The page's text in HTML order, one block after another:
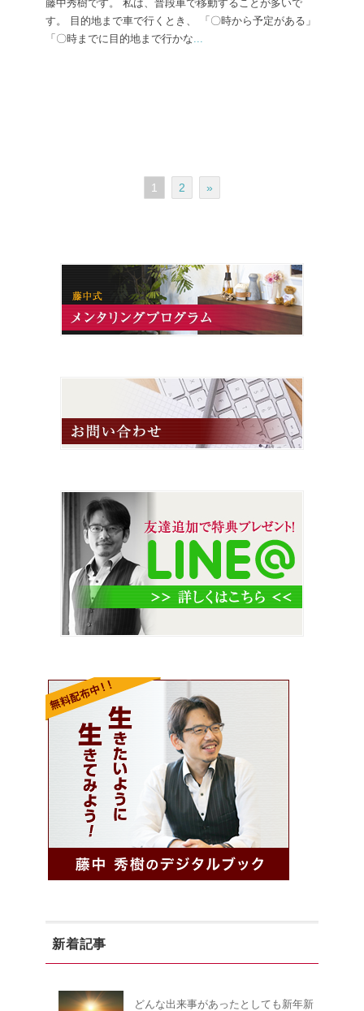
藤中秀樹です。 私は、普段車で移動することが多いで
す。 目的地まで車で行くとき、 「〇時から予定がある」
「〇時までに目的地まで行かな...
1 2 »
新着記事
どんな出来事があったとしても新年新